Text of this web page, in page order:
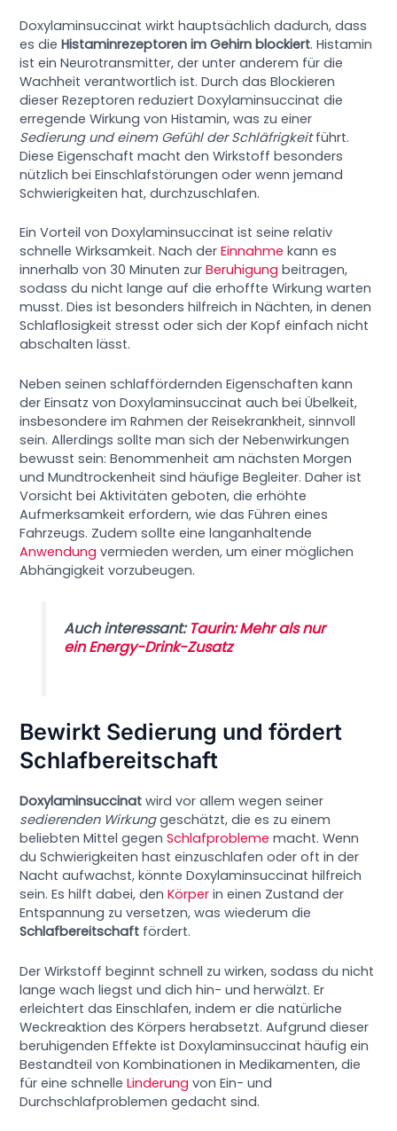
Doxylaminsuccinat wirkt hauptsächlich dadurch, dass
es dieHistaminrezeptoren im Gehirn blockiert. Histamin
ist ein Neurotransmitter, der unter anderem für die
Wachheit verantwortlich ist. Durch das Blockieren
dieser Rezeptoren reduziert Doxylaminsuccinat die
erregende Wirkung von Histamin, was zu einer
Sedierung und einem Gefühl der Schläfrigkeitführt.
Diese Eigenschaft macht den Wirkstoff besonders
nützlich bei Einschlafstörungen oder wenn jemand
Schwierigkeiten hat, durchzuschlafen.
Ein Vorteil von Doxylaminsuccinat ist seine relativ
schnelle Wirksamkeit. Nach derEinnahme kann es
innerhalb von 30 Minuten zurBeruhigung beitragen,
sodass du nicht lange auf die erhoffte Wirkung warten
musst. Dies ist besonders hilfreich in Nächten, in denen
Schlaflosigkeit stresst oder sich der Kopf einfach nicht
abschalten lässt.
Neben seinen schlaffördernden Eigenschaften kann
der Einsatz von Doxylaminsuccinat auch bei Übelkeit,
insbesondere im Rahmen der Reisekrankheit, sinnvoll
sein. Allerdings sollte man sich der Nebenwirkungen
bewusst sein: Benommenheit am nächsten Morgen
und Mundtrockenheit sind häufige Begleiter. Daher ist
Vorsicht bei Aktivitäten geboten, die erhöhte
Aufmerksamkeit erfordern, wie das Führen eines
Fahrzeugs. Zudem sollte eine langanhaltende
Anwendung vermieden werden, um einer möglichen
Abhängigkeit vorzubeugen.
Auch interessant:Taurin: Mehr als nur
ein Energy-Drink-Zusatz
Bewirkt Sedierung und fördert
Schlafbereitschaft
Doxylaminsuccinat wird vor allem wegen seiner
sedierenden Wirkunggeschätzt, die es zu einem
beliebten Mittel gegenSchlafprobleme macht. Wenn
du Schwierigkeiten hast einzuschlafen oder oft in der
Nacht aufwachst, könnte Doxylaminsuccinat hilfreich
sein. Es hilft dabei, denKörper in einen Zustand der
Entspannung zu versetzen, was wiederum die
Schlafbereitschaft fördert.
Der Wirkstoff beginnt schnell zu wirken, sodass du nicht
lange wach liegst und dich hin- und herwälzt. Er
erleichtert das Einschlafen, indem er die natürliche
Weckreaktion des Körpers herabsetzt. Aufgrund dieser
beruhigenden Effekte ist Doxylaminsuccinat häufig ein
Bestandteil von Kombinationen in Medikamenten, die
für eine schnelleLinderung von Ein- und
Durchschlafproblemen gedacht sind.